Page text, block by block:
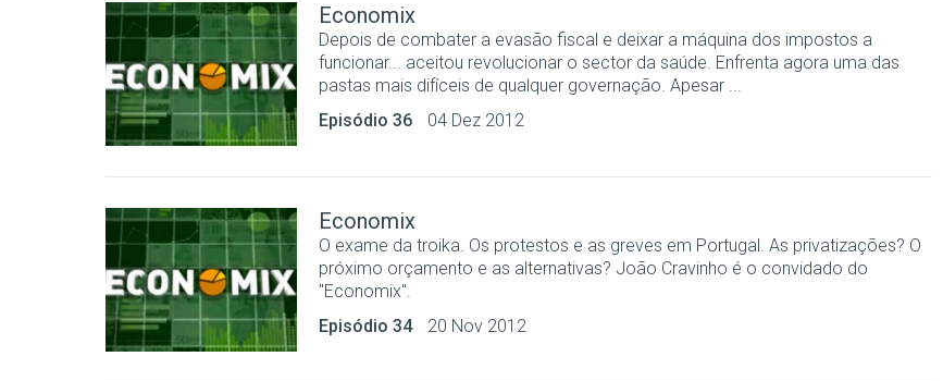
Economix
Depois de combater a evasão fiscal e deixar a máquina dos impostos a
funcionar... aceitou revolucionar o sector da saúde. Enfrenta agora uma das
pastas mais difíceis de qualquer governação. Apesar ...
Episódio 36
04 Dez 2012
Economix
O exame da troika. Os protestos e as greves em Portugal. As privatizações? O
próximo orçamento e as alternativas? João Cravinho é o convidado do
"Economix".
Episódio 34
20 Nov 2012